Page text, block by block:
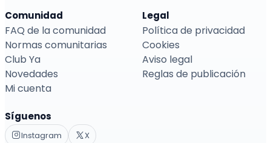
Comunidad
FAQ de la comunidad
Normas comunitarias
Club Ya
Novedades
Mi cuenta
Legal
Política de privacidad
Cookies
Aviso legal
Reglas de publicación
Síguenos
Instagram
X